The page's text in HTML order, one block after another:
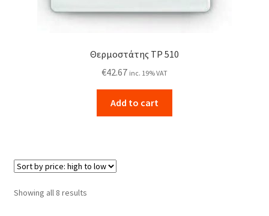
Θερμοστάτης TP 510
€42.67 inc. 19% VAT
Add to cart
Showing all 8 resultsSorted